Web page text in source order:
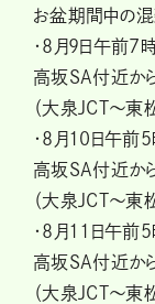
お盆期間中の
・8月9日午前7
高坂SA付近か
（大泉JCT～東
・8月10日午前
高坂SA付近か
（大泉JCT～東
・8月11日午前
高坂SA付近か
（大泉JCT～東